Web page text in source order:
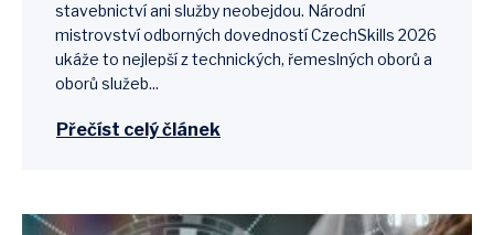
stavebnictví ani služby neobejdou. Národní
mistrovství odborných dovedností CzechSkills 2026
ukáže to nejlepší z technických, řemeslných oborů a
oborů služeb...
Přečíst celý článek